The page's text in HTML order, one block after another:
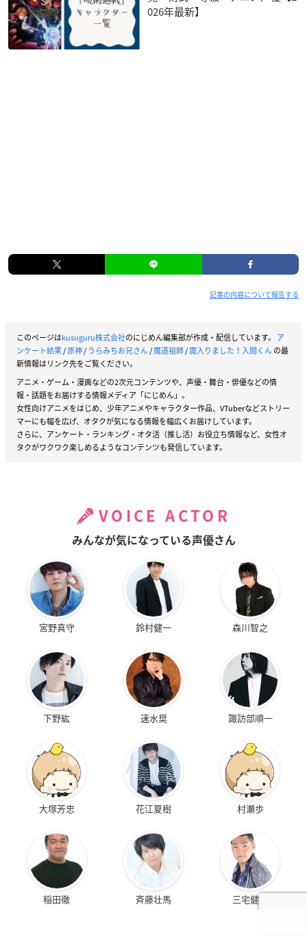
026年最新】
記事の内容について報告する
このページはkusuguru株式会社のにじめん編集部が作成・配信しています。 ア
ンケート結果/原神/ うらみちお兄さん/魔道祖師/魔入りました！入間くんの最
新情報はリンク先をご覧ください。
アニメ・ゲーム・漫画などの2次元コンテンツや、声優・舞台・俳優などの情
報・話題をお届けする情報メディア「にじめん」。
女性向けアニメをはじめ、少年アニメやキャラクター作品、VTuberなどストリー
マーにも幅を広げ、オタクが気になる情報を幅広くお届けしています。
さらに、アンケート・ランキング・オタ活（推し活）お役立ち情報など、女性オ
タクがワクワク楽しめるようなコンテンツも発信しています。
VOICE ACTOR
みんなが気になっている声優さん
宮野真守 鈴村健一 森川智之
下野紘 速水奨 諏訪部順一
大塚芳忠 花江夏樹 村瀬歩
稲田徹 斉藤壮馬 三宅健太